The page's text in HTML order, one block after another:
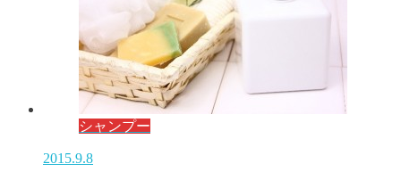
シャンプー
2015.9.8